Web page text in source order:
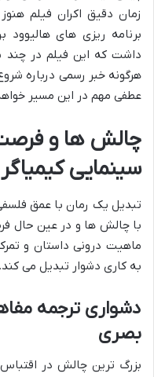
زمان دقیق اکران فیلم
برنامه ریزی های هالیوود
داشت که این فیلم در چند
هرگونه خبر رسمی درباره
عطفی مهم در این مسیر
چالش ها و
سینمایی کیمیاگر
تبدیل یک رمان با عمق
با چالش ها و در عین حال
ماهیت درونی داستان و
به کاری دشوار تبدیل می کند.
دشواری ترجمه
بصری
بزرگ ترین چالش در